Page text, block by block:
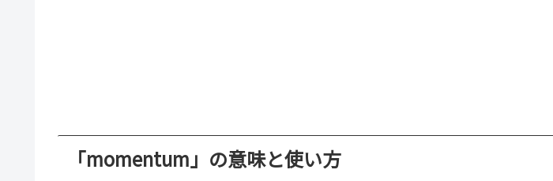
「momentum」の意味と使い方